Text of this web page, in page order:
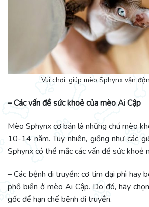
Vui chơi, giúp mèo Sphynx vận
– Các vấn đề sức khoẻ của mèo Ai Cập
Mèo Sphynx cơ bản là những chú mèo
10-14 năm. Tuy nhiên, giống như các
Sphynx có thể mắc các vấn đề sức khoẻ
– Các bệnh di truyền: cơ tim đại phì hay
phổ biến ở mèo Ai Cập. Do đó, hãy
gốc để hạn chế bệnh di truyền.